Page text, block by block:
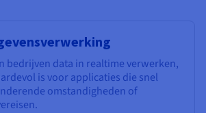
bedrijven data in realtime verwerken,
is voor applicaties die snel
omstandigheden of